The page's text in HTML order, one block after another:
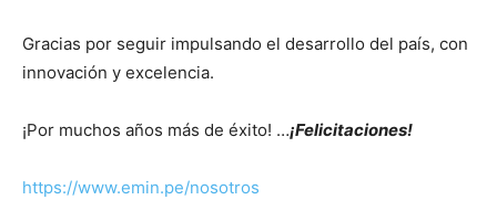
Gracias por seguir impulsando el desarrollo del país, con
innovación y excelencia.
¡Por muchos años más de éxito! …¡Felicitaciones!
https://www.emin.pe/nosotros